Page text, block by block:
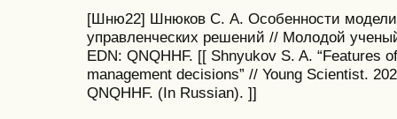
[Шню22] Шнюков С. А. Особенности
управленческих решений // Молодой
EDN: QNQHHF. [[ Shnyukov S. A. “Features
management decisions” // Young Scientist.
QNQHHF. (In Russian). ]]